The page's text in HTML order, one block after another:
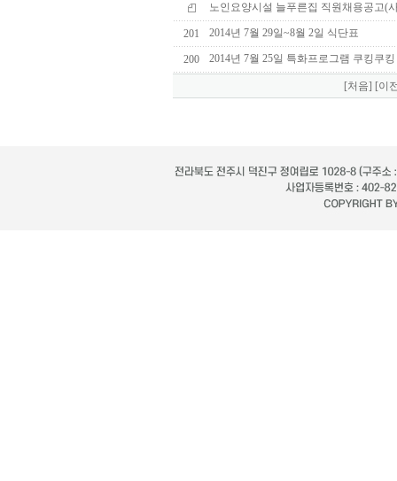
노인요양시설 늘푸른집 직원채용공고(
201 2014년 7월 29일~8월 2일 식단표
200 2014년 7월 25일 특화프로그램 쿠킹쿠
[처음] [이